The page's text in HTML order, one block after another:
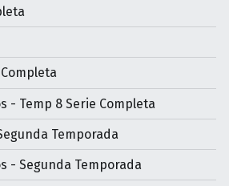
- Temp 8 Serie Completa
Temporada
- Segunda Temporada